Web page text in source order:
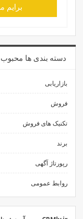
دسته بندی ها محبوب
بازاریابی
فروش
تکنیک های فروش
برند
رپورتاژ آگهی
روابط عمومی